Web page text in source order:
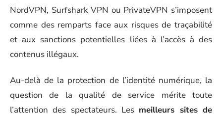
NordVPN, Surfshark VPN ou PrivateVPN s’imposent
comme des remparts face aux risques de traçabilité
et aux sanctions potentielles liées à l’accès à des
contenus illégaux.
Au-delà de la protection de l’identité numérique, la
question de la qualité de service mérite toute
l’attention des spectateurs. Les meilleurs sites de